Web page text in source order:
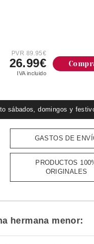
PVR 89.95€
26.99€
IVA incluido
sábados, domingos y
GASTOS DE
PRODUCTOS
ORIGINALES
hermana menor: